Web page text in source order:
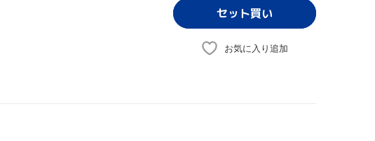
お気に入り追加